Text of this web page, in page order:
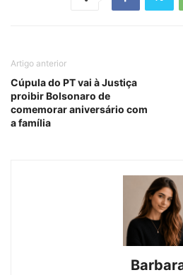
Artigo anterior
Cúpula do PT vai à Justiça
proibir Bolsonaro de
comemorar aniversário com
a família